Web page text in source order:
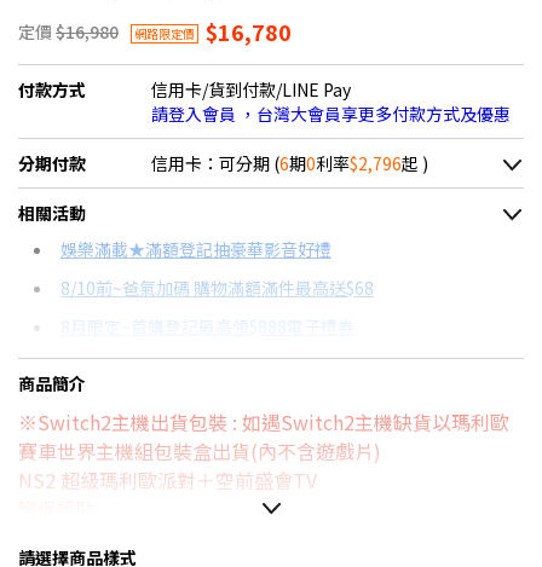
定價 $16,980 網路限定價 $16,780
付款方式
信用卡/貨到付款/LINE Pay
請登入會員 ，台灣大會員享更多付款方式及優惠
分期付款 信用卡：可分期 (6期0利率$2,796起 )
＊實際可分期數、適用利率，請以購物車顯示為主
信用卡分期
分期數
6期 0利率
6期
12期
每期金額
$2,992
$1,496
配合銀行/業者
18家銀行/業者
相關活動
娛樂滿載★滿額登記抽豪華影音好禮
8/10前~爸氣加碼 購物滿額滿件最高送$68
8月限定~首購登記最高領$888電子禮券
台灣大哥大Open Possible聯名卡滿額最高回饋25%
Switch OLED 與 Switch主機規格比較→點我看達人教你買
商品簡介
※Switch2主機出貨包裝 : 如遇Switch2主機缺貨以瑪利歐
賽車世界主機組包裝盒出貨(內不含遊戲片)
NS2 超級瑪利歐派對＋空前盛會TV
請選擇商品樣式